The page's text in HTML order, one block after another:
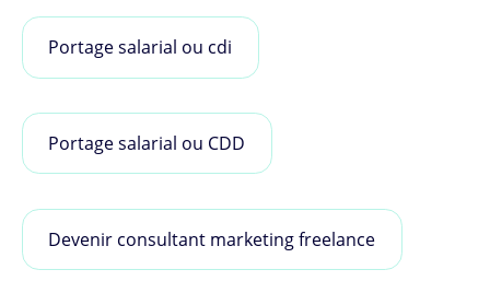
Portage salarial ou cdi
Portage salarial ou CDD
Devenir consultant marketing freelance